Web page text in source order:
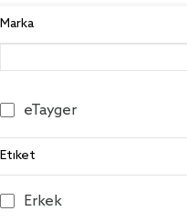
Marka
eTayger
Etiket
Erkek